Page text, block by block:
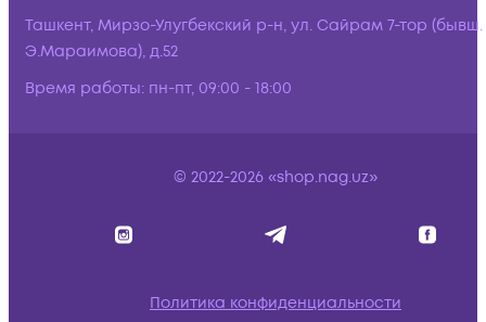
Ташкент, Мирзо-Улугбекский р-н, ул. Сайрам 7-тор (бывш.
Э.Мараимова), д.52
Время работы: пн-пт, 09:00 - 18:00
© 2022-2026 «shop.nag.uz»
Политика конфиденциальности